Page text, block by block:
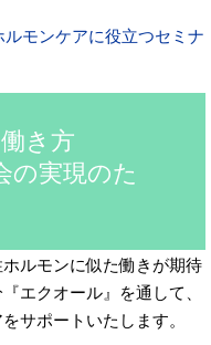
ルモンケアに役立つセミナ
き方
の実現のた
ルモンに似た働きが期待
エクオール』を通して、
サポートいたします。